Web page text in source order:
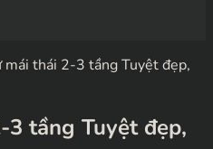
mái thái 2-3 tầng Tuyệt đẹp,
tầng Tuyệt đẹp,